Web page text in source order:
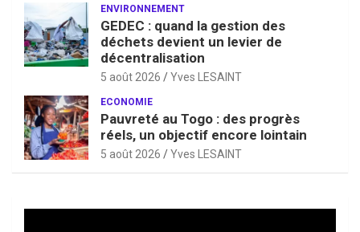
ENVIRONNEMENT
GEDEC : quand la gestion des
déchets devient un levier de
décentralisation
5 août 2026 Yves LESAINT
ECONOMIE
Pauvreté au Togo : des progrès
réels, un objectif encore lointain
5 août 2026 Yves LESAINT